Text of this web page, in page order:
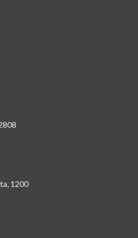
1200